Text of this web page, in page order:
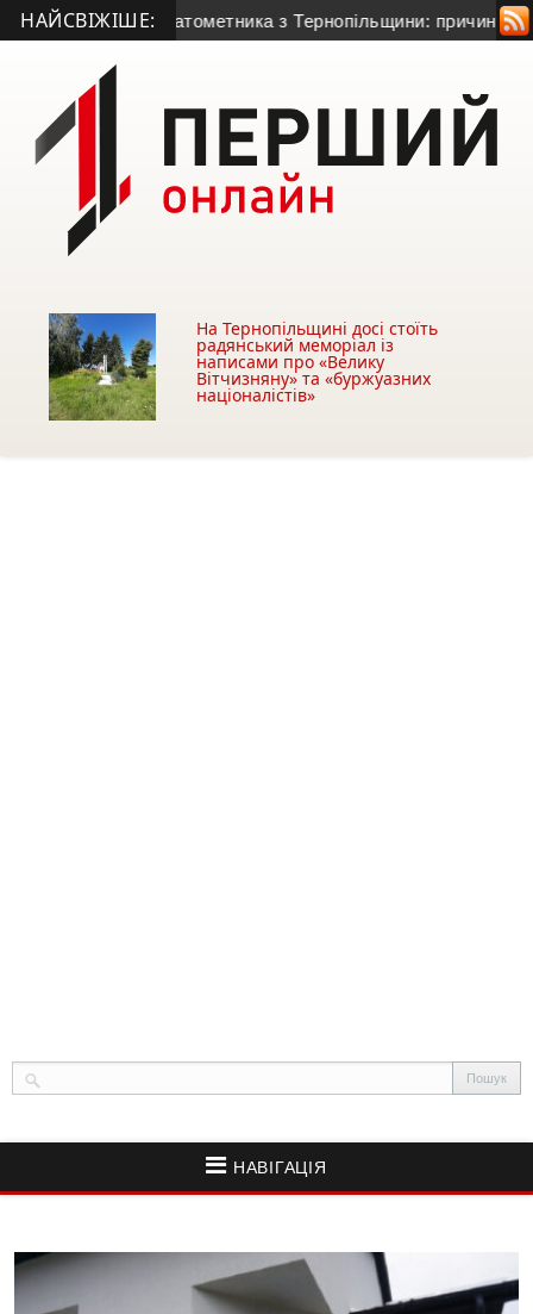
НАЙСВІЖІШЕ:
річного гранатометника з Тернопільщини: причина смерті
На Тернопільщині досі стоїть
радянський меморіал із
написами про «Велику
Вітчизняну» та «буржуазних
націоналістів»
НАВІГАЦІЯ